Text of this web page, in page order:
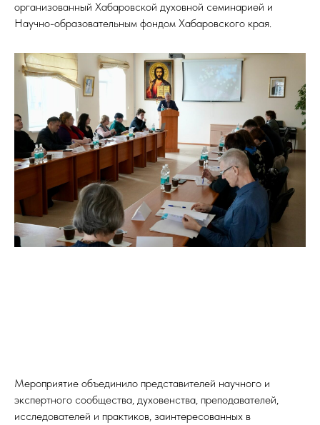
организованный Хабаровской духовной семинарией и
Научно-образовательным фондом Хабаровского края.
Мероприятие объединило представителей научного и
экспертного сообщества, духовенства, преподавателей,
исследователей и практиков, заинтересованных в